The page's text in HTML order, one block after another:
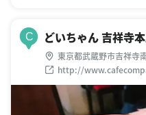
C どいちゃん 吉祥寺
東京都武蔵野市吉祥寺
http://